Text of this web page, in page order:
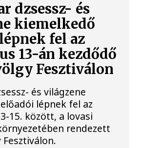
dzsessz- és
kiemelkedő
fel az
13-án kezdődő
Fesztiválon
és világzene
lépnek fel az
15. között, a lovasi
rendezett